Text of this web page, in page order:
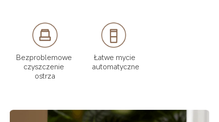
Bezproblemowe
czyszczenie
ostrza
Łatwe mycie
automatyczne